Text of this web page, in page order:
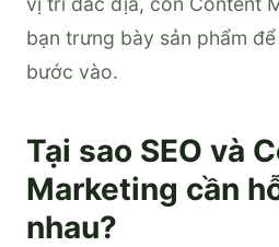
bạn trưng bày sản phẩm
bước vào.
Tại sao SEO và
Marketing cần
nhau?